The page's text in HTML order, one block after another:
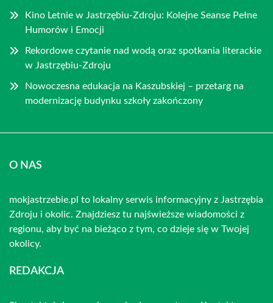
Kino Letnie w Jastrzębiu-Zdroju: Kolejne Seanse Pełne
Humorów i Emocji
Rekordowe czytanie nad wodą oraz spotkania literackie
w Jastrzębiu-Zdroju
Nowoczesna edukacja na Kaszubskiej – przetarg na
modernizację budynku szkoły zakończony
O NAS
mokjastrzebie.pl to lokalny serwis informacyjny z Jastrzębia
Zdroju i okolic. Znajdziesz tu najświeższe wiadomości z
regionu, aby być na bieżąco z tym, co dzieje się w Twojej
okolicy.
REDAKCJA